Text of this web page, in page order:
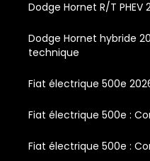
Dodge Hornet R/T
Dodge Hornet hybride
technique
Fiat électrique 500e
Fiat électrique 500e :
Fiat électrique 500e :